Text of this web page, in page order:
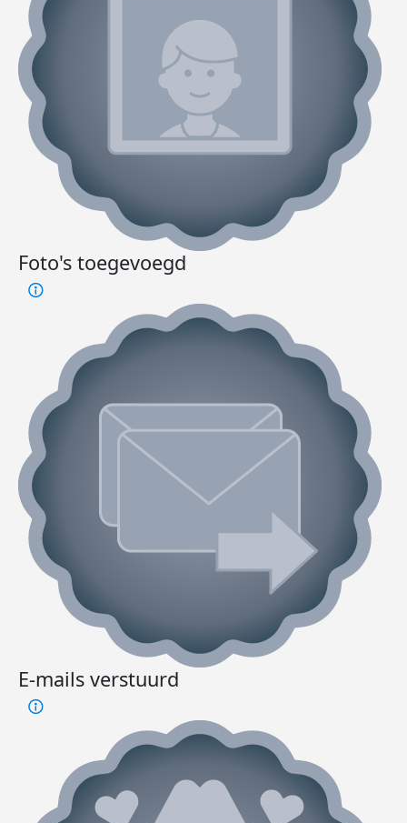
Foto's toegevoegd
E-mails verstuurd